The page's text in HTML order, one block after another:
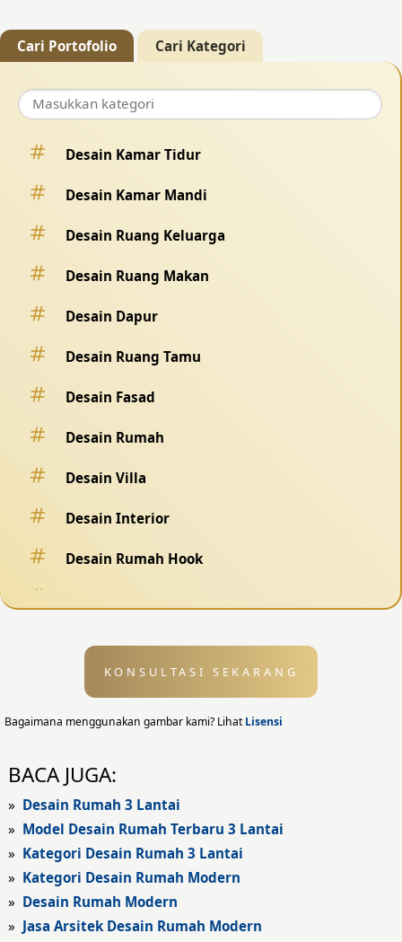
Cari Portofolio Cari Kategori
Desain Kamar Tidur
Desain Kamar Mandi
Desain Ruang Keluarga
Desain Ruang Makan
Desain Dapur
Desain Ruang Tamu
Desain Fasad
Desain Rumah
Desain Villa
Desain Interior
Desain Rumah Hook
Desain Eksterior
Desain Eksterior Rumah
Desain Rumah Modern
Fasad Rumah Modern
Fasad Kantor
KONSULTASI SEKARANG
Bagaimana menggunakan gambar kami? LihatLisensi
BACA JUGA:
» Desain Rumah 3 Lantai
» Model Desain Rumah Terbaru 3 Lantai
» Kategori Desain Rumah 3 Lantai
» Kategori Desain Rumah Modern
» Desain Rumah Modern
» Jasa Arsitek Desain Rumah Modern